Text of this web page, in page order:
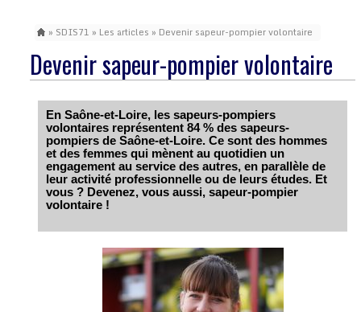
» SDIS71 » Les articles » Devenir sapeur-pompier volontaire
Devenir sapeur-pompier volontaire
En Saône-et-Loire, les sapeurs-pompiers
volontaires représentent 84 % des sapeurs-
pompiers de Saône-et-Loire. Ce sont des hommes
et des femmes qui mènent au quotidien un
engagement au service des autres, en parallèle de
leur activité professionnelle ou de leurs études. Et
vous ? Devenez, vous aussi, sapeur-pompier
volontaire !